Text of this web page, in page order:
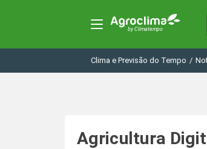
Clima e Previsão do Tempo /
Agricultura